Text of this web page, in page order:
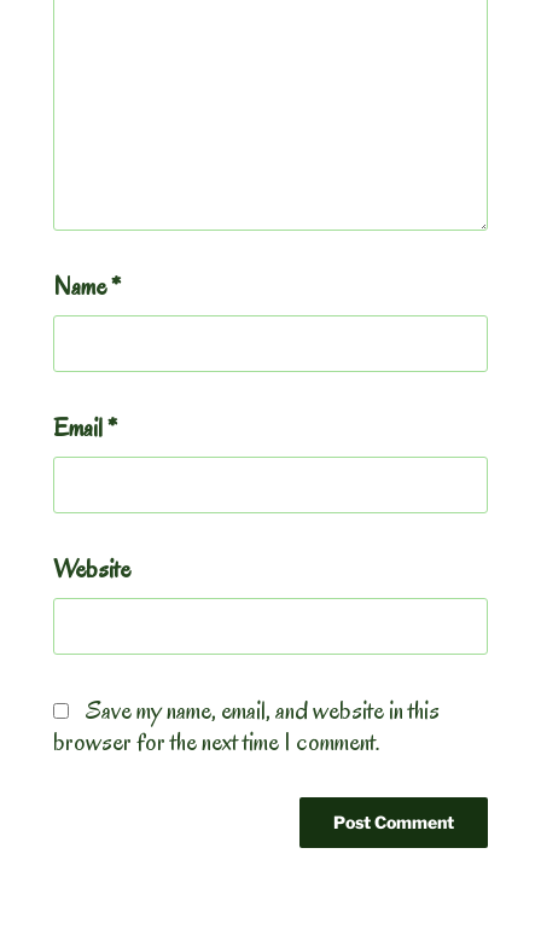
Name*
Email*
Website
Save my name, email, and website in this
browser for the next time I comment.